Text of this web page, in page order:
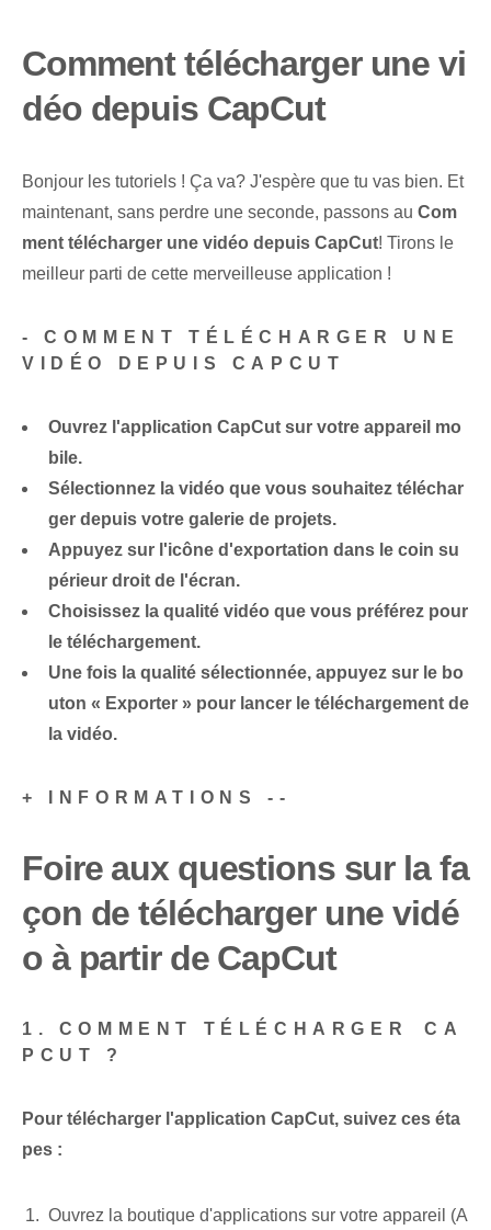
Comment télécharger une vi
déo depuis CapCut
Bonjour les tutoriels ! Ça va? J'espère que tu vas bien. Et
maintenant, sans perdre une seconde, passons au Com
ment télécharger une vidéo depuis CapCut! Tirons le
meilleur parti de cette merveilleuse application !
-COMMENT TÉLÉCHARGER UNE
VIDÉO DEPUIS CAPCUT
Ouvrez l'application CapCut sur votre appareil mo
bile.
Sélectionnez la vidéo que vous souhaitez‌ téléchar
ger depuis votre galerie de projets.
Appuyez sur l'icône d'exportation dans le coin su
périeur droit de l'écran.
Choisissez la qualité vidéo que vous préférez pour
le ⁢téléchargement.
Une fois la qualité sélectionnée, appuyez sur le bo
uton « Exporter » pour lancer le téléchargement de
la vidéo.
+ INFORMATIONS --
Foire aux questions sur la fa
çon de télécharger une vidé
o à partir de CapCut
1.​ COMMENT TÉLÉCHARGER⁤ CA
PCUT ?
Pour télécharger l'application CapCut, suivez ces éta
pes :
Ouvrez⁢ la boutique d'applications sur votre appareil (A